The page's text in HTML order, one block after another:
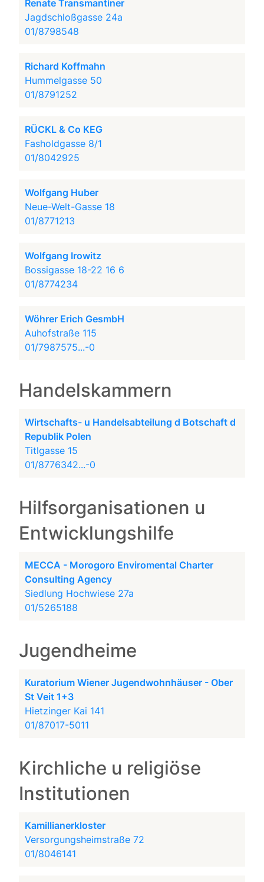
Renate Transmantiner
Jagdschloßgasse 24a
01/8798548
Richard Koffmahn
Hummelgasse 50
01/8791252
RÜCKL & Co KEG
Fasholdgasse 8/1
01/8042925
Wolfgang Huber
Neue-Welt-Gasse 18
01/8771213
Wolfgang Irowitz
Bossigasse 18-22 16 6
01/8774234
Wöhrer Erich GesmbH
Auhofstraße 115
01/7987575...-0
Handelskammern
Wirtschafts- u Handelsabteilung d Botschaft d
Republik Polen
Titlgasse 15
01/8776342...-0
Hilfsorganisationen u
Entwicklungshilfe
MECCA - Morogoro Enviromental Charter
Consulting Agency
Siedlung Hochwiese 27a
01/5265188
Jugendheime
Kuratorium Wiener Jugendwohnhäuser - Ober
St Veit 1+3
Hietzinger Kai 141
01/87017-5011
Kirchliche u religiöse
Institutionen
Kamillianerkloster
Versorgungsheimstraße 72
01/8046141